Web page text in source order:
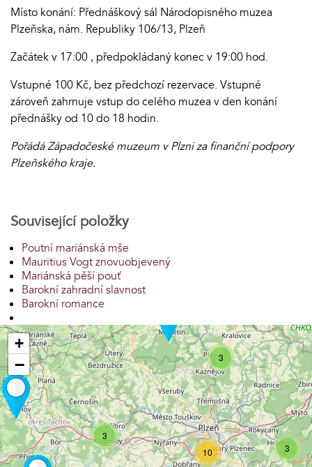
Místo konání: Přednáškový sál Národopisného muzea
Plzeňska, nám. Republiky 106/13, Plzeň
Začátek v 17:00 , předpokládaný konec v 19:00 hod.
Vstupné 100 Kč, bez předchozí rezervace. Vstupné
zároveň zahrnuje vstup do celého muzea v den konání
přednášky od 10 do 18 hodin.
Pořádá Západočeské muzeum v Plzni za finanční podpory
Plzeňského kraje.
Související položky
Poutní mariánská mše
Mauritius Vogt znovuobjevený
Mariánská pěší pouť
Barokní zahradní slavnost
Barokní romance
3
3
10
3
+
−